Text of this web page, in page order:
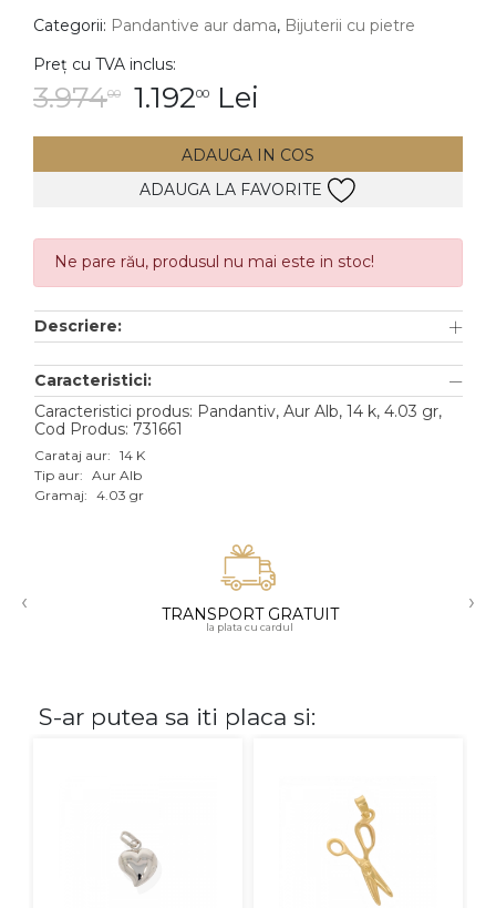
Inele
Cercei
Bratari
Lanturi
Pandantive
Accesorii
TIP METAL
Aur galben
Aur alb
Aur roz
Categorii: Pandantive aur dama, Bijuterii cu pietre
Preț cu TVA inclus:
3.97400 1.19200 Lei
ADAUGA IN COS
ADAUGA LA FAVORITE
Ne pare rău, produsul nu mai este in stoc!
Descriere:
Caracteristici:
Caracteristici produs: Pandantiv, Aur Alb, 14 k, 4.03 gr,
Cod Produs: 731661
Carataj aur: 14 K
Tip aur: Aur Alb
Gramaj: 4.03 gr
‹ TRANSPORT GRATUIT
la plata cu cardul
›
S-ar putea sa iti placa si: